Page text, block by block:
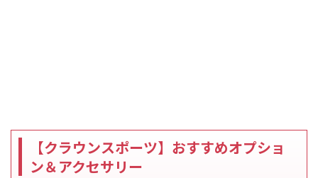
【クラウンスポーツ】おすすめオプショ
ン＆アクセサリー